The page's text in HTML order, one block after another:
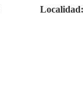
Localidad: